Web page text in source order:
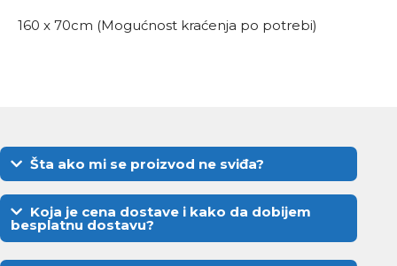
160 x 70cm (Mogućnost kraćenja po potrebi)
Šta ako mi se proizvod ne sviđa?
Koja je cena dostave i kako da dobijem
besplatnu dostavu?